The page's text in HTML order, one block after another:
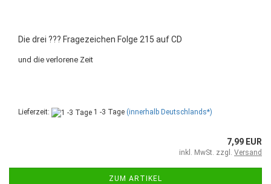
Die drei ??? Fragezeichen Folge 215 auf CD
und die verlorene Zeit
Lieferzeit: 1 -3 Tage (innerhalb Deutschlands*)
7,99 EUR
inkl. MwSt. zzgl. Versand
ZUM ARTIKEL